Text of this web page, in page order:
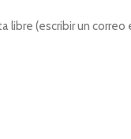
libre (escribir un correo